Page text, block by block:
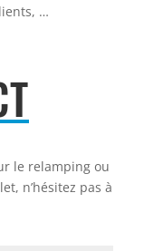
…
le relamping ou
n’hésitez pas à